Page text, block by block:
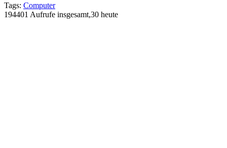
Tags: Computer
194401 Aufrufe insgesamt,30 heute